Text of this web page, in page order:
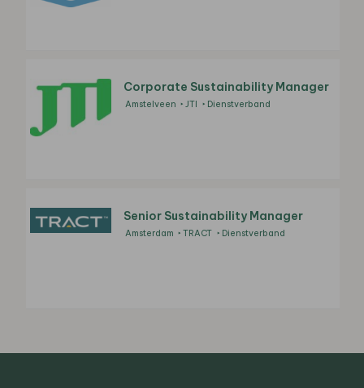
Corporate Sustainability Manager
Amstelveen JTI Dienstverband
Senior Sustainability Manager
Amsterdam TRACT Dienstverband